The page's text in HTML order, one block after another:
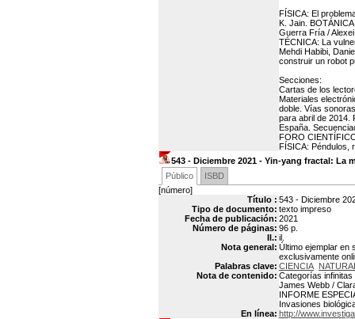
FÍSICA: El
K. Jain.
Guerra Fría /
TÉCNICA: La
Mehdi Habibi,
construir un robot
Secciones:
Cartas de los
Materiales
doble. Vías
para abril de 2014.
España.
FORO
FÍSICA: Péndulos,
543 - Diciembre 2021 - Yin-yang fractal:
Público
ISBD
[número]
Título : 543 - Diciembre
Tipo de documento: texto impreso
Fecha de publicación: 2021
Número de páginas: 96 p.
Il.: il.
Nota general: Último ejemplar en
exclusivamente
Palabras clave: CIENCIA
Nota de contenido: Categorías
James Webb /
INFORME
Invasiones
En línea: http://